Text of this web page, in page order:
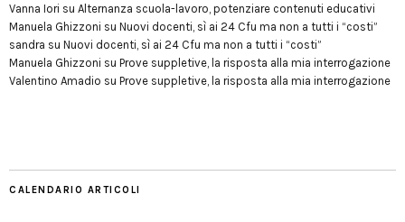
Vanna Iori su Alternanza scuola-lavoro, potenziare contenuti educativi
Manuela Ghizzoni su Nuovi docenti, sì ai 24 Cfu ma non a tutti i “costi”
sandra su Nuovi docenti, sì ai 24 Cfu ma non a tutti i “costi”
Manuela Ghizzoni su Prove suppletive, la risposta alla mia interrogazione
Valentino Amadio su Prove suppletive, la risposta alla mia interrogazione
CALENDARIO ARTICOLI